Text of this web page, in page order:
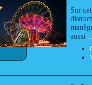
Sur
aussi